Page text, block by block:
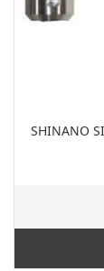
SHINANO